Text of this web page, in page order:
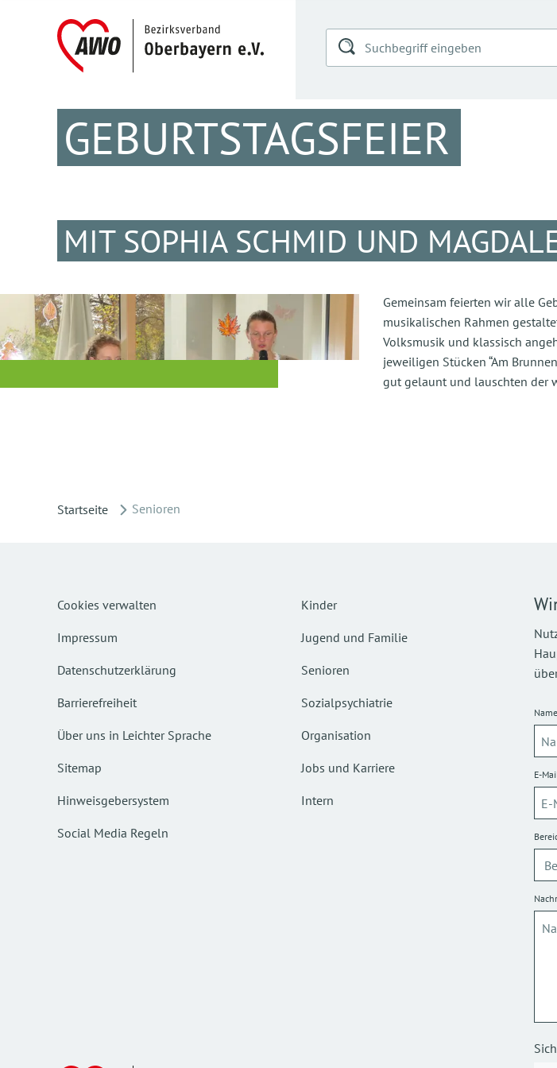
GEBURTSTAGSFEIER
MIT SOPHIA SCHMID UND
Gemeinsam feierten wir alle
musikalischen Rahmen
Volksmusik und klassisch
jeweiligen Stücken “Am
gut gelaunt und lauschten der
Startseite Senioren
Cookies verwalten
Impressum
Datenschutzerklärung
Barrierefreiheit
Über uns in Leichter Sprache
Sitemap
Hinweisgebersystem
Social Media Regeln
Kinder
Jugend und Familie
Senioren
Sozialpsychiatrie
Organisation
Jobs und Karriere
Intern
E-